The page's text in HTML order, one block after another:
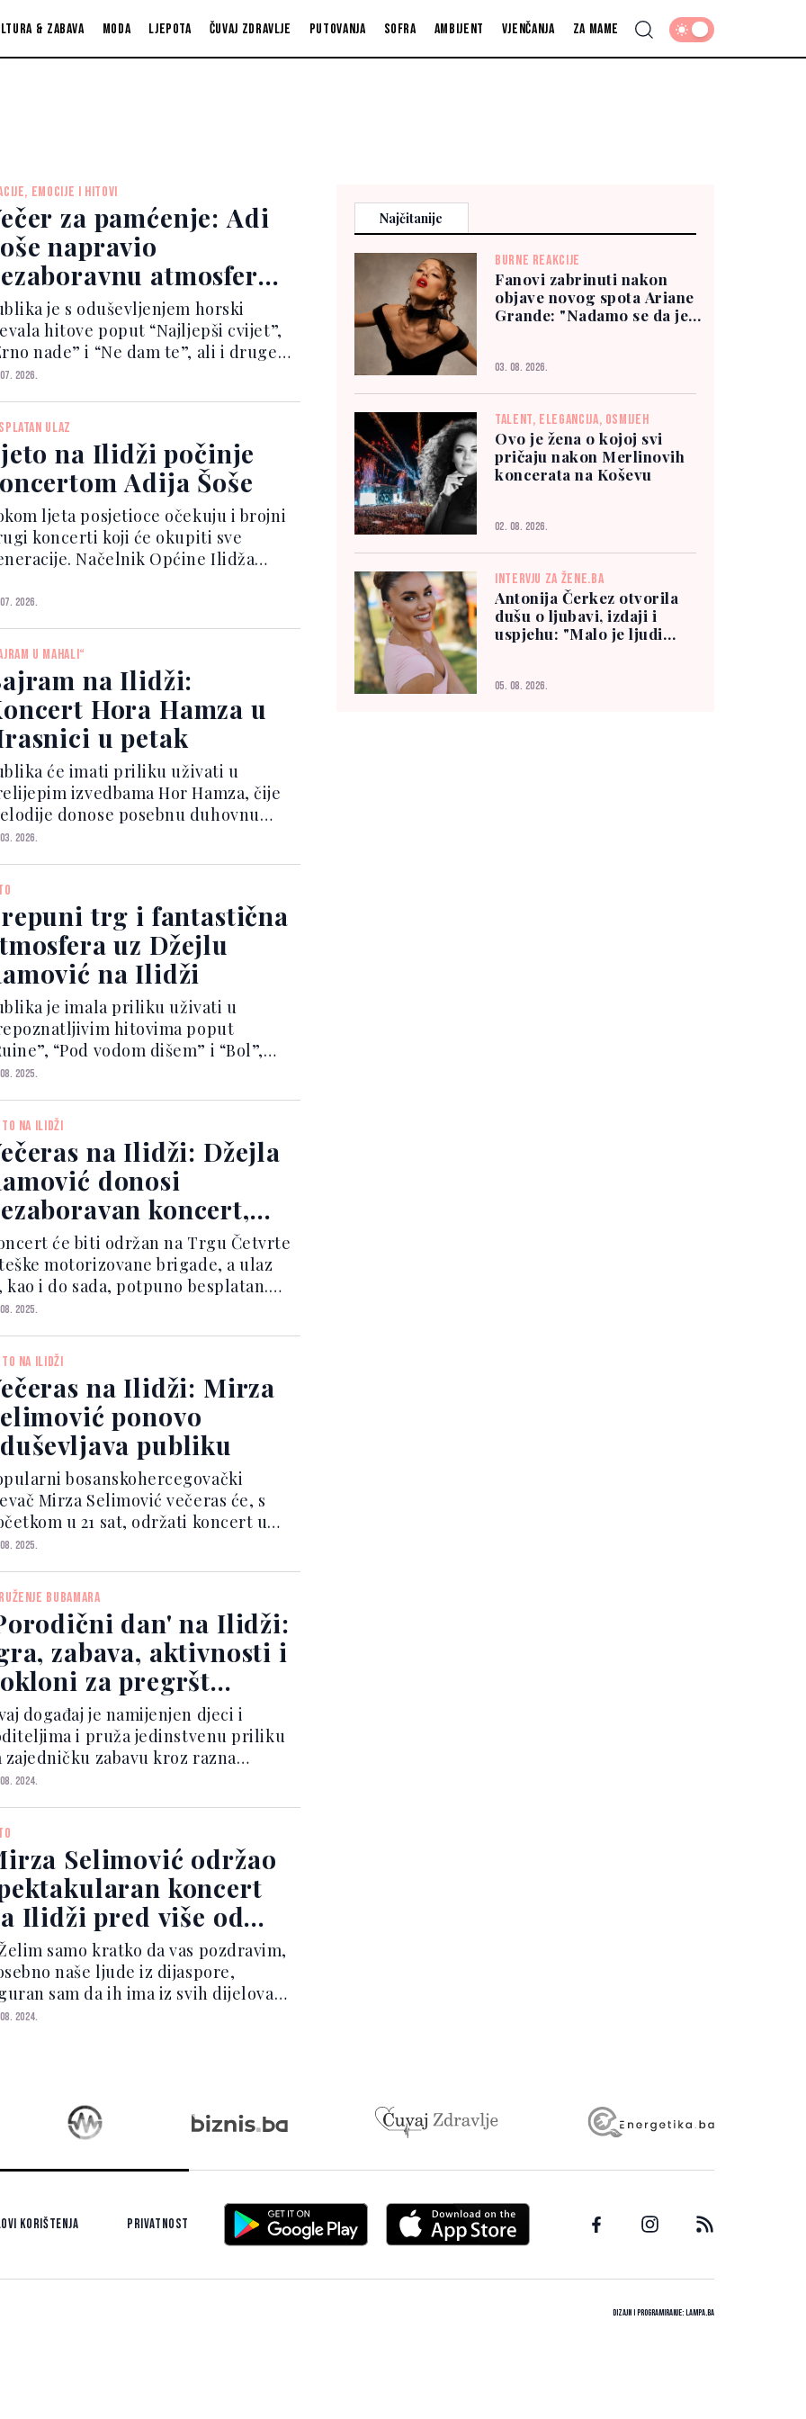
& zabava Moda Ljepota Čuvaj zdravlje Putovanja Sofra Ambijent Vjenčanja Za mame
EMOCIJE I HITOVI
za pamćenje: Adi
napravio
atmosferu
Ilidži
je s oduševljenjem horski
hitove poput “Najljepši cvijet”,
nade” i “Ne dam te”, ali i druge
pjesme koje su rasplesale i
načelnik Općine Ilidža, Nermin
ko...
2026.
ULAZ
na Ilidži počinje
Adija Šoše
ljeta posjetioce očekuju i brojni
koncerti koji će okupiti sve
Načelnik Općine Ilidža
od najposjećenijih turističkih
u Bosni i Hercegovini,
radi...
2026.
U MAHALI“
na Ilidži:
Hora Hamza u
u petak
će imati priliku uživati u
izvedbama Hor Hamza, čije
donose posebnu duhovnu
prazničnih dana. – Ovo je
koncert u novootvorenoj Sportskoj
Hrasnica. Dvo...
2026.
trg i fantastična
uz Džejlu
na Ilidži
je imala priliku uživati u
hitovima poput
“Pod vodom dišem” i “Bol”,
je Džejla izvela zajedno s publikom
bio je gost pjevač Henny,
kojim Džejla izvodi...
2025.
NA ILIDŽI
na Ilidži: Džejla
donosi
koncert,
besplatan
će biti održan na Trgu Četvrte
motorizovane brigade, a ulaz
kao i do sada, potpuno besplatan.
muzički događaj predstavlja
koje već nekoliko večeri puni trg
2025.
NA ILIDŽI
na Ilidži: Mirza
ponovo
publiku
bosanskohercegovački
Mirza Selimović večeras će, s
u 21 sat, održati koncert u
manifestacije Ljeto na Ilidži.
i grupe Nervozni poštar,
nastavlja sa kvalite...
2025.
BUBAMARA
dan' na Ilidži:
zabava, aktivnosti i
za pregršt
osmijeha
događaj je namijenjen djeci i
i pruža jedinstvenu priliku
zajedničku zabavu kroz razna
i sportske aktivnosti.
mjesto i zabilježio sjajnu
Djeca se takmiče...
2024.
Selimović održao
koncert
Ilidži pred više od
ljudi
samo kratko da vas pozdravim,
naše ljude iz dijaspore,
sam da ih ima iz svih dijelova
i svijeta. Vjerujem da će Mirza
2024.
Najčitanije
BURNE REAKCIJE
Fanovi zabrinuti nakon
objave novog spota Ariane
Grande: "Nadamo se da je
03. 08. 2026.
TALENT, ELEGANCIJA, OSMIJEH
Ovo je žena o kojoj svi
pričaju nakon Merlinovih
koncerata na Koševu
02. 08. 2026.
INTERVJU ZA ŽENE.BA
Antonija Čerkez otvorila
dušu o ljubavi, izdaji i
uspjehu: "Malo je ljudi
05. 08. 2026.
korištenja Privatnost
Dizajn i programiranje:Lampa.ba